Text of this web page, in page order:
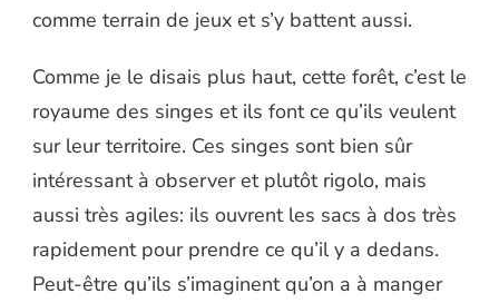
comme terrain de jeux et s’y battent aussi.
Comme je le disais plus haut, cette forêt, c’est le
royaume des singes et ils font ce qu’ils veulent
sur leur territoire. Ces singes sont bien sûr
intéressant à observer et plutôt rigolo, mais
aussi très agiles: ils ouvrent les sacs à dos très
rapidement pour prendre ce qu’il y a dedans.
Peut-être qu’ils s’imaginent qu’on a à manger